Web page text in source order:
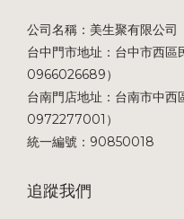
公司名稱：美生聚有限公司
台中門市地址：台中市西區
0966026689）
台南門店地址：台南市中西
0972277001）
統一編號：90850018
追蹤我們